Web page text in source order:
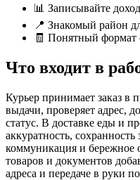
📊 Записывайте
📍 Знакомый район
🧾 Понятный формат
Что входит в
Курьер принимает заказ в
выдачи, проверяет адрес,
статус. В доставке еды и
аккуратность, сохранность
коммуникация и бережное
товаров и документов
адреса и передаче в руки